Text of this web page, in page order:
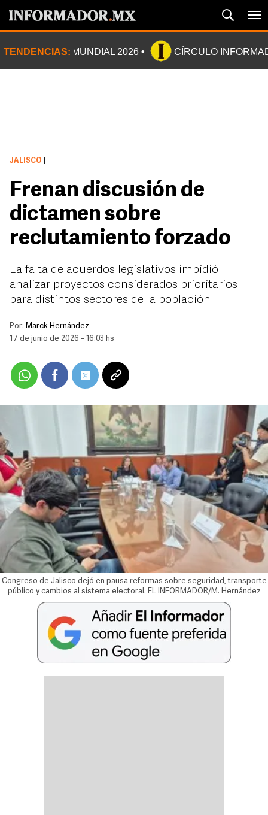
TENDENCIAS: MUNDIAL 2026 CÍRCULO
JALISCO
Frenan discusión de
dictamen sobre
reclutamiento forzado
La falta de acuerdos legislativos impidió
analizar proyectos considerados prioritarios
para distintos sectores de la población
Por: Marck Hernández
17 de junio de 2026 - 16:03 hs
Congreso de Jalisco dejó en pausa reformas sobre seguridad, transporte
público y cambios al sistema electoral. EL INFORMADOR/M. Hernández